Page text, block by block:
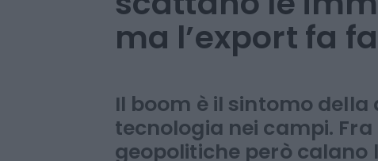
Nel solco dei
ma l’export fa